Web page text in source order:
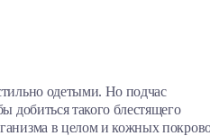
одетыми. Но подчас
такого блестящего
в целом и кожных